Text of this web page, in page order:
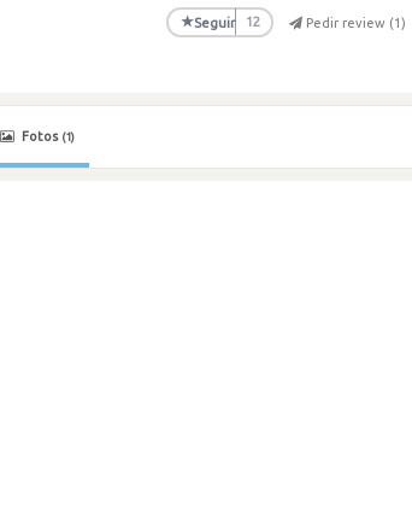
★Seguir 12 Pedir review (1)
Fotos (1)